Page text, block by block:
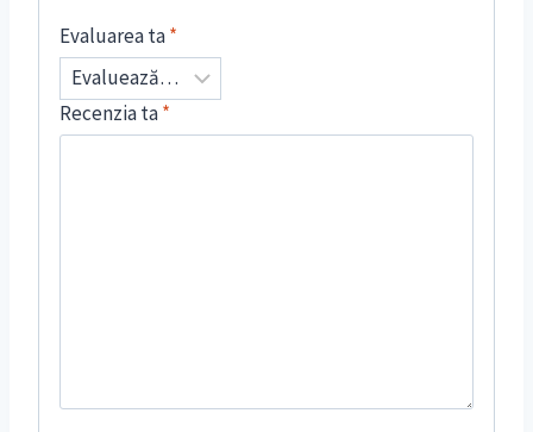
Evaluarea ta*
Recenzia ta*